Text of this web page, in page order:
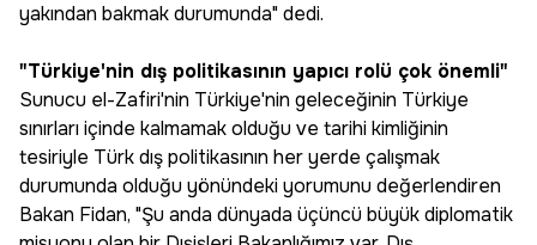
yakından bakmak durumunda" dedi.
"Türkiye'nin dış politikasının yapıcı rolü çok önemli"
Sunucu el-Zafiri'nin Türkiye'nin geleceğinin Türkiye
sınırları içinde kalmamak olduğu ve tarihi kimliğinin
tesiriyle Türk dış politikasının her yerde çalışmak
durumunda olduğu yönündeki yorumunu değerlendiren
Bakan Fidan, "Şu anda dünyada üçüncü büyük diplomatik